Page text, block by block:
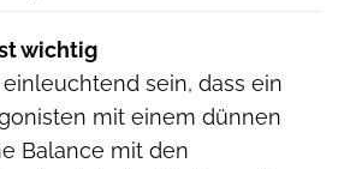
wichtig
sein, dass ein
mit einem dünnen
Balance mit den